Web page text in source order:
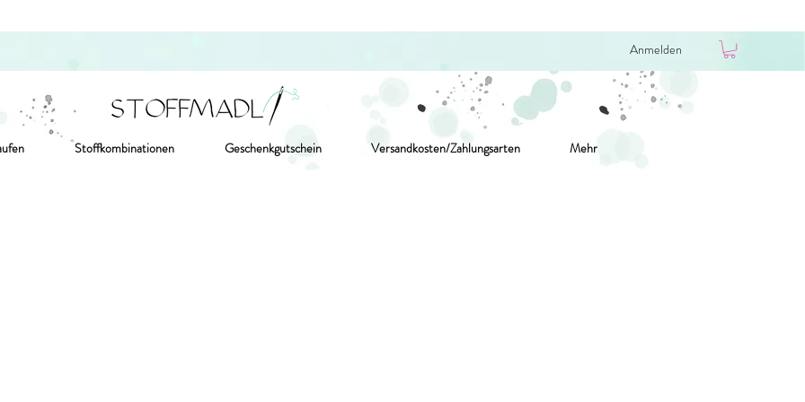
Anmelden
Stoffkombinationen Geschenkgutschein Versandkosten/Zahlungsarten Mehr